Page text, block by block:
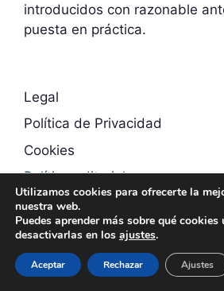
introducidos con razonable
puesta en práctica.
Legal
Política de Privacidad
Cookies
Política editorial
Utilizamos cookies para ofrecerte la
nuestra web.
Puedes aprender más sobre qué
desactivarlas en los ajustes.
Aceptar Rechazar Ajustes